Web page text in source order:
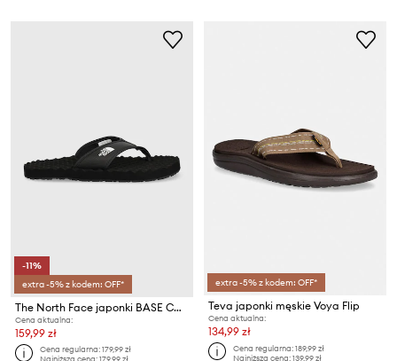
-11%
extra -5% z kodem: OFF*
The North Face japonki BASE CAMP FLIP-FLOP II
Cena aktualna:
159,99 zł
Cena regularna:179,99 zł
Najniższa cena:179,99 zł
extra -5% z kodem: OFF*
Teva japonki męskie Voya Flip
Cena aktualna:
134,99 zł
Cena regularna:189,99 zł
Najniższa cena:139,99 zł